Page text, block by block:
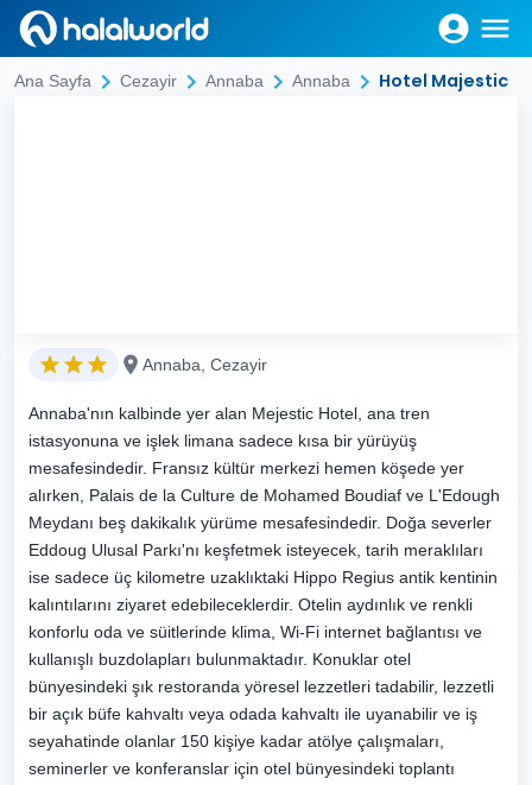
Ana Sayfa Cezayir Annaba Annaba Hotel Majestic
Annaba, Cezayir
Annaba'nın kalbinde yer alan Mejestic Hotel, ana tren
istasyonuna ve işlek limana sadece kısa bir yürüyüş
mesafesindedir. Fransız kültür merkezi hemen köşede yer
alırken, Palais de la Culture de Mohamed Boudiaf ve L'Edough
Meydanı beş dakikalık yürüme mesafesindedir. Doğa severler
Eddoug Ulusal Parkı'nı keşfetmek isteyecek, tarih meraklıları
ise sadece üç kilometre uzaklıktaki Hippo Regius antik kentinin
kalıntılarını ziyaret edebileceklerdir. Otelin aydınlık ve renkli
konforlu oda ve süitlerinde klima, Wi-Fi internet bağlantısı ve
kullanışlı buzdolapları bulunmaktadır. Konuklar otel
bünyesindeki şık restoranda yöresel lezzetleri tadabilir, lezzetli
bir açık büfe kahvaltı veya odada kahvaltı ile uyanabilir ve iş
seyahatinde olanlar 150 kişiye kadar atölye çalışmaları,
seminerler ve konferanslar için otel bünyesindeki toplantı